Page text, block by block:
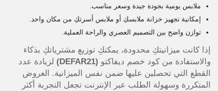
ملابس يومية بجودة جيدة وسعر مناسب.
إمكانية تجهيز خزانة ملابسكِ أو ملابس أسرتكِ من مكان واحد.
توازن واضح بين التصميم العصري والراحة العملية.
إذا كانت ميزانيتكِ محدودة، يمكنكِ توزيع مشترياتكِ بذكاء
والاستفادة من كود خصم ديفاكتو (DEFAR21)
لزيادة عدد
القطع التي تحصلين عليها ضمن نفس الميزانية. العروض
المتكررة وسهولة الطلب عبر الإنترنت تجعل التجربة أكثر